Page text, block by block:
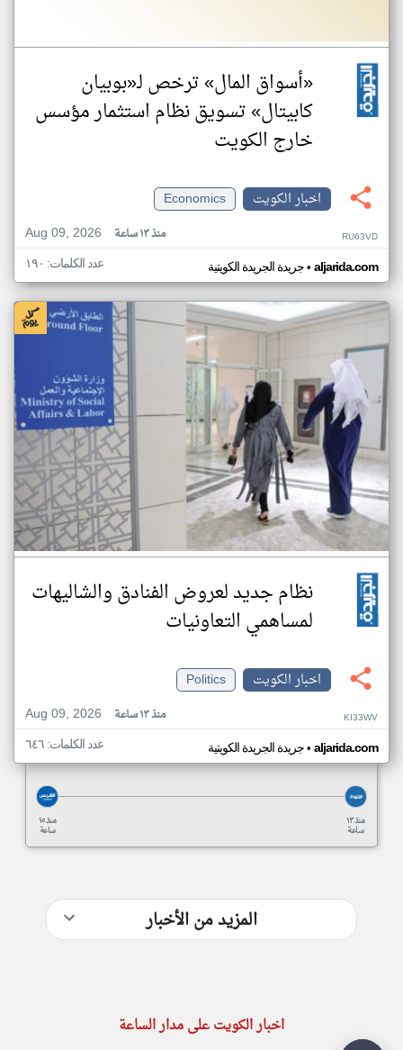
«أسواق المال» ترخص لـ«بوبيان
كابيتال» تسويق نظام استثمار مؤسس
خارج الكويت
اخبار الكويت
Economics
Aug 09, 2026
منذ ١٣ ساعة RU63VD
جريدة الجريدة الكويتية• aljarida.com عدد الكلمات: ١٩٠
نظام جديد لعروض الفنادق والشاليهات
لمساهمي التعاونيات
اخبار الكويت
Politics
Aug 09, 2026
منذ ١٣ ساعة KI33WV
جريدة الجريدة الكويتية• aljarida.com عدد الكلمات: ٦٤٦
منذ ١٥
ساعة
منذ ١٣
ساعة
المزيد من الأخبار
اخبار الكويت على مدار الساعة